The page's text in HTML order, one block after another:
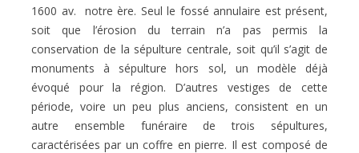
1600 av. notre ère. Seul le fossé annulaire est présent,
soit que l’érosion du terrain n’a pas permis la
conservation de la sépulture centrale, soit qu’il s’agit de
monuments à sépulture hors sol, un modèle déjà
évoqué pour la région. D’autres vestiges de cette
période, voire un peu plus anciens, consistent en un
autre ensemble funéraire de trois sépultures,
caractérisées par un coffre en pierre. Il est composé de